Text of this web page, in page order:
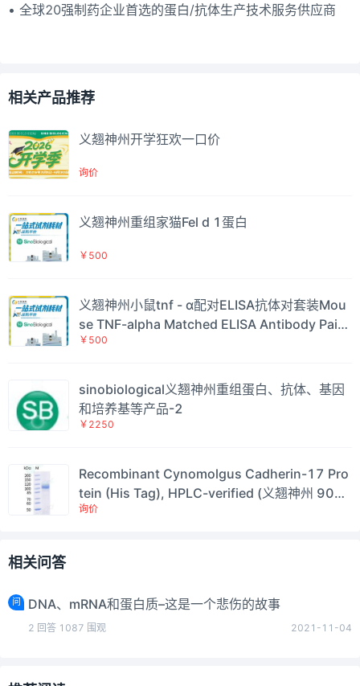
• 全球20强制药企业首选的蛋白/抗体生产技术服务供应商
相关产品推荐
义翘神州开学狂欢一口价
询价
义翘神州重组家猫Fel d 1蛋白
￥500
义翘神州小鼠tnf - α配对ELISA抗体对套装Mou
se TNF-alpha Matched ELISA Antibody Pair
Set
￥500
sinobiological义翘神州重组蛋白、抗体、基因
和培养基等产品-2
￥2250
Recombinant Cynomolgus Cadherin-17 Pro
tein (His Tag), HPLC-verified (义翘神州 9099
4-C08H 现货特卖)
询价
相关问答
问 DNA、mRNA和蛋白质–这是一个悲伤的故事
2 回答 1087 围观 2021-11-04